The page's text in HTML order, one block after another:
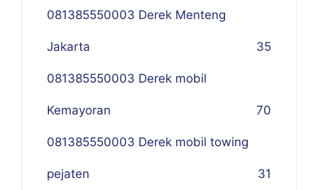
081385550003 Derek Menteng
Jakarta 35
081385550003 Derek mobil
Kemayoran 70
081385550003 Derek mobil towing
pejaten 31